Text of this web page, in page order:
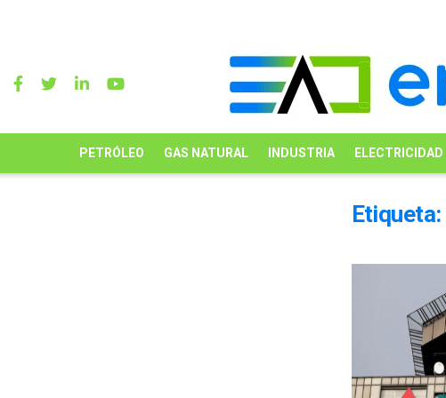
PETRÓLEO GAS NATURAL INDUSTRIA ELECTRICIDAD
Etiqueta: